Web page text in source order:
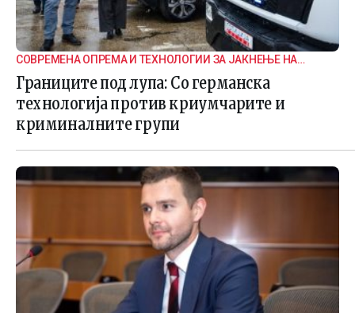
СОВРЕМЕНА ОПРЕМА И ТЕХНОЛОГИИ ЗА ЈАКНЕЊЕ НА
ГРАНИЧНАТА БЕЗБЕДНОСТ
Границите под лупа: Со германска
технологија против криумчарите и
криминалните групи